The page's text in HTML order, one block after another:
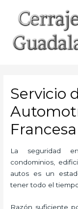
contenido
Servicio
Francesa
La seguridad
condominios,
autos es un
tener todo el
Razón suficiente